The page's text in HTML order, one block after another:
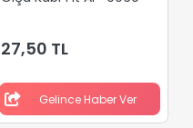
27,50 TL
Gelince Haber Ver